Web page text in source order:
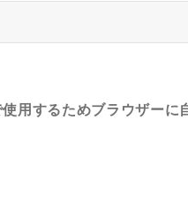
用するためブラウザー